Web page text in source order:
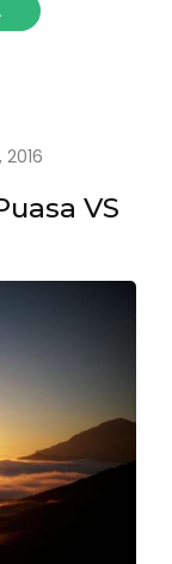
2016
VS